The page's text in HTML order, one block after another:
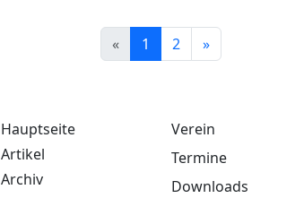
«First
1 (current)
2 »Last
Hauptseite
Artikel
Archiv
Verein
Termine
Downloads